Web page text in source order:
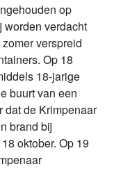
op
worden verdacht
verspreid
Op 18
18-jarige
buurt van een
dat de Krimpenaar
brand bij
oktober. Op 19